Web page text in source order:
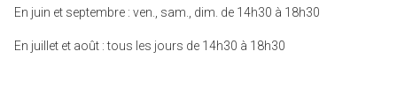
En juin et septembre : ven., sam., dim. de 14h30 à 18h30
En juillet et août : tous les jours de 14h30 à 18h30